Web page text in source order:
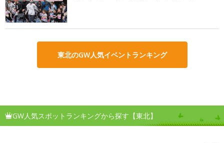
東北のGW人気イベントランキング
GW人気スポットランキングから探す【東北】